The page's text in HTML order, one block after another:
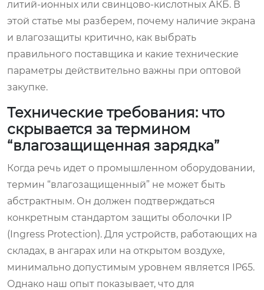
литий-ионных или свинцово-кислотных АКБ. В
этой статье мы разберем, почему наличие экрана
и влагозащиты критично, как выбрать
правильного поставщика и какие технические
параметры действительно важны при оптовой
закупке.
Технические требования: что
скрывается за термином
“влагозащищенная зарядка”
Когда речь идет о промышленном оборудовании,
термин “влагозащищенный” не может быть
абстрактным. Он должен подтверждаться
конкретным стандартом защиты оболочки IP
(Ingress Protection). Для устройств, работающих на
складах, в ангарах или на открытом воздухе,
минимально допустимым уровнем является IP65.
Однако наш опыт показывает, что для